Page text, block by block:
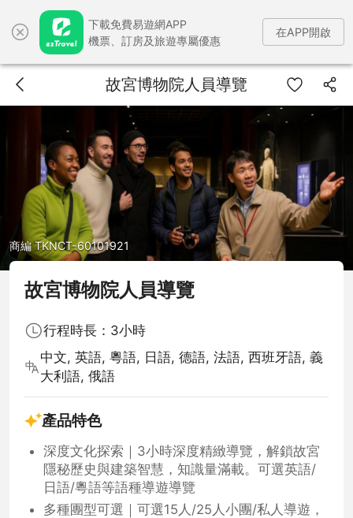
下載免費易遊網APP
機票、訂房及旅遊專屬優惠
在APP開啟
故宮博物院人員導覽
商編 TKNCT-60101921
故宮博物院人員導覽
行程時長：3小時
中文, 英語, 粵語, 日語, 德語, 法語, 西班牙語, 義
大利語, 俄語
產品特色
深度文化探索｜3小時深度精緻導覽，解鎖故宮
隱秘歷史與建築智慧，知識量滿載。可選英語/
日語/粵語等語種導遊導覽
多種團型可選｜可選15人/25人小團/私人導遊，